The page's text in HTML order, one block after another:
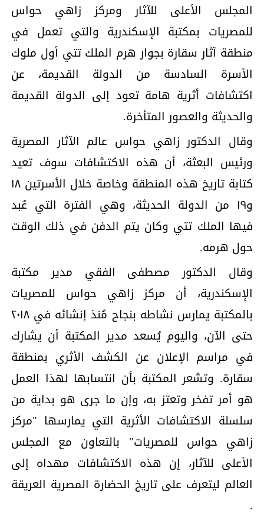
المجلس الأعلى للآثار ومركز زاهي حواس
للمصريات بمكتبة الإسكندرية والتي تعمل في
منطقة آثار سقارة بجوار هرم الملك تتي أول ملوك
الأسرة السادسة من الدولة القديمة، عن
اكتشافات أثرية هامة تعود إلى الدولة القديمة
والحديثة والعصور المتأخرة.
وقال الدكتور زاهي حواس عالم الآثار المصرية
ورئيس البعثة، أن هذه الاكتشافات سوف تعيد
كتابة تاريخ هذه المنطقة وخاصة خلال الأسرتين ١٨
و١٩ من الدولة الحديثة، وهي الفترة التي عُبد
فيها الملك تتي وكان يتم الدفن في ذلك الوقت
حول هرمه.
وقال الدكتور مصطفى الفقي مدير مكتبة
الإسكندرية، أن مركز زاهي حواس للمصريات
بالمكتبة يمارس نشاطه بنجاح مُنذ إنشائه في ٢٠١٨
حتى الآن، واليوم يُسعد مدير المكتبة أن يشارك
في مراسم الإعلان عن الكشف الأثري بمنطقة
سقارة. وتشعر المكتبة بأن انتسابها لهذا العمل
هو أمر تفخر وتعتز به، وإن ما جرى هو بداية من
سلسلة الاكتشافات الأثرية التي يمارسها "مركز
زاهي حواس للمصريات" بالتعاون مع المجلس
الأعلى للآثار، إن هذه الاكتشافات مهداه إلى
العالم ليتعرف على تاريخ الحضارة المصرية العريقة
.